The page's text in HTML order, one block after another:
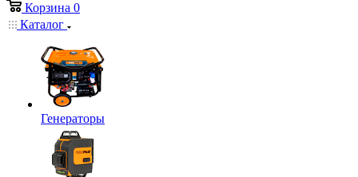
Корзина 0
Каталог
Генераторы